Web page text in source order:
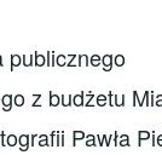
publicznego
z budżetu
Pawła